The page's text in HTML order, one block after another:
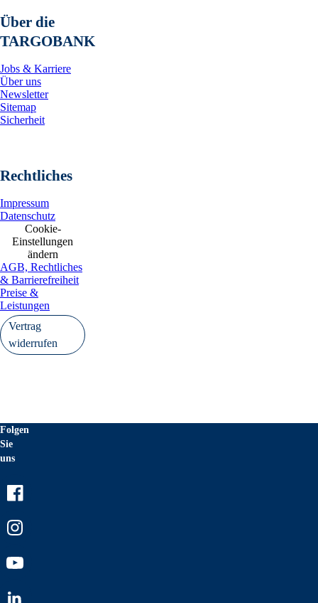
Über die
TARGOBANK
Jobs & Karriere
Über uns
Newsletter
Sitemap
Sicherheit
Rechtliches
Impressum
Datenschutz
Cookie-
Einstellungen
ändern
AGB, Rechtliches
& Barrierefreiheit
Preise &
Leistungen
Vertrag
widerrufen
Folgen
Sie
uns
Youtube